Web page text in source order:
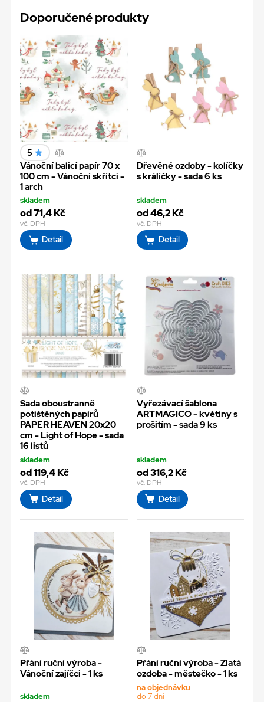
Doporučené produkty
5
Vánoční balicí papír 70 x
100 cm - Vánoční skřítci -
1 arch
skladem
od 71,4 Kč
vč. DPH
Detail
Dřevěné ozdoby - kolíčky
s králíčky - sada 6 ks
skladem
od 46,2 Kč
vč. DPH
Detail
Sada oboustranně
potištěných papírů
PAPER HEAVEN 20x20
cm - Light of Hope - sada
16 listů
skladem
od 119,4 Kč
vč. DPH
Detail
Vyřezávací šablona
ARTMAGICO - květiny s
prošitím - sada 9 ks
skladem
od 316,2 Kč
vč. DPH
Detail
Přání ruční výroba -
Vánoční zajíčci - 1 ks
skladem
Přání ruční výroba - Zlatá
ozdoba - městečko - 1 ks
na objednávku
do 7 dní